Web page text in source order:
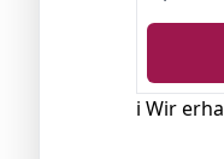
ℹ️ Wir